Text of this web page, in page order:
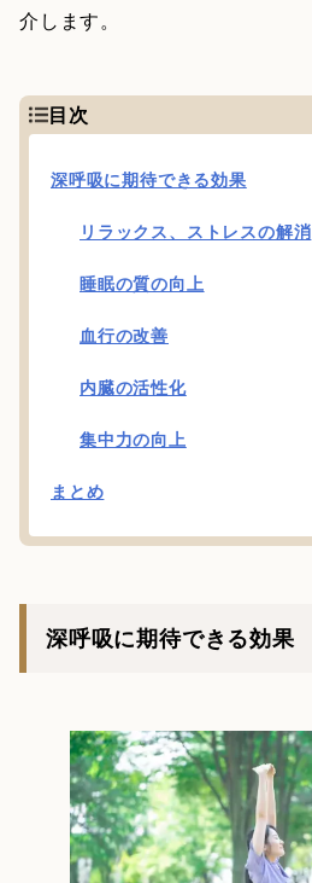
介します。
目次
深呼吸に期待できる効果
リラックス、ストレスの解消
睡眠の質の向上
血行の改善
内臓の活性化
集中力の向上
まとめ
深呼吸に期待できる効果